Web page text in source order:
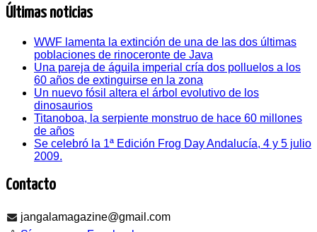
Últimas noticias
WWF lamenta la extinción de una de las dos últimas
poblaciones de rinoceronte de Java
Una pareja de águila imperial cría dos polluelos a los
60 años de extinguirse en la zona
Un nuevo fósil altera el árbol evolutivo de los
dinosaurios
Titanoboa, la serpiente monstruo de hace 60 millones
de años
Se celebró la 1ª Edición Frog Day Andalucía, 4 y 5 julio
2009.
Contacto
jangalamagazine@gmail.com